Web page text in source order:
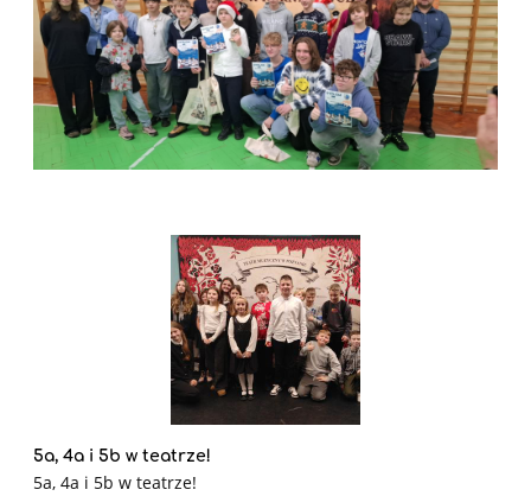
5a, 4a i 5b w teatrze!
5a, 4a i 5b w teatrze!